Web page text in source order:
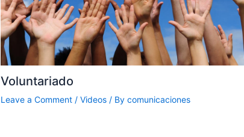
Voluntariado
Leave a Comment / Videos/ By comunicaciones